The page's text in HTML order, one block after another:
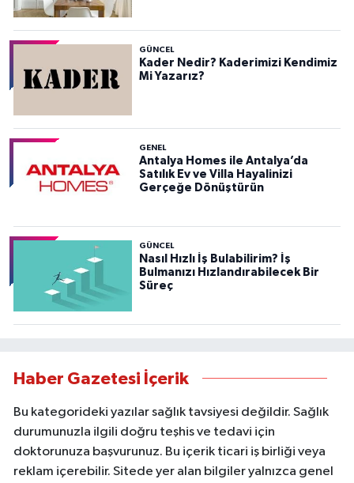
GÜNCEL
Kader Nedir? Kaderimizi Kendimiz
Mi Yazarız?
GENEL
Antalya Homes ile Antalya’da
Satılık Ev ve Villa Hayalinizi
Gerçeğe Dönüştürün
GÜNCEL
Nasıl Hızlı İş Bulabilirim? İş
Bulmanızı Hızlandırabilecek Bir
Süreç
Haber Gazetesi İçerik
Bu kategorideki yazılar sağlık tavsiyesi değildir. Sağlık
durumunuzla ilgili doğru teşhis ve tedavi için
doktorunuza başvurunuz. Bu içerik ticari iş birliği veya
reklam içerebilir. Sitede yer alan bilgiler yalnızca genel